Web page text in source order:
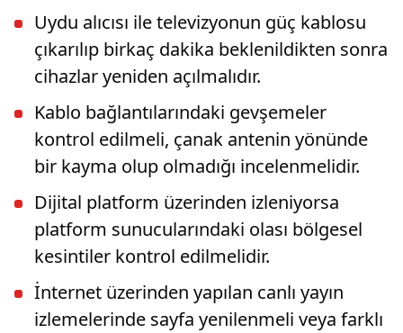
Uydu alıcısı ile televizyonun güç kablosu
çıkarılıp birkaç dakika beklenildikten sonra
cihazlar yeniden açılmalıdır.
Kablo bağlantılarındaki gevşemeler
kontrol edilmeli, çanak antenin yönünde
bir kayma olup olmadığı incelenmelidir.
Dijital platform üzerinden izleniyorsa
platform sunucularındaki olası bölgesel
kesintiler kontrol edilmelidir.
İnternet üzerinden yapılan canlı yayın
izlemelerinde sayfa yenilenmeli veya farklı